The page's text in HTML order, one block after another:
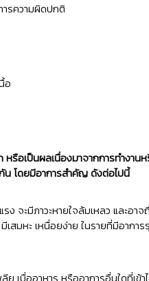
รความผิดปกติ
อ
รือเป็นผลเนื่องมาจากการทำงาน
น โดยมีอาการสำคัญ ดังต่อไปนี้
จะมีภาวะหายใจล้มเหลว และอาจ
มหะ เหนื่อยง่าย ในรายที่มีอาการ
เบื่ออาหาร หรืออาการอื่นใดที่เข้า